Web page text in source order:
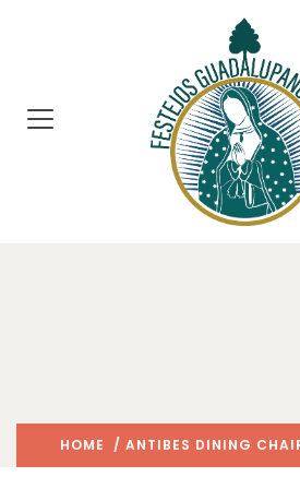
HOME / ANTIBES DINING